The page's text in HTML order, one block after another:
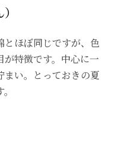
とほぼ同じですが、色
特徴です。中心に一
い。とっておきの夏